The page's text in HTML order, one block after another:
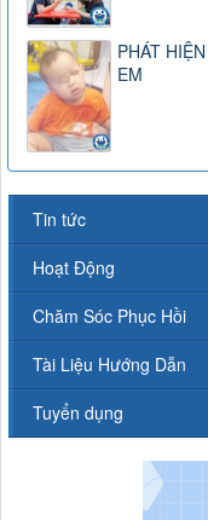
PHÁT
EM
Tin tức
Hoạt Động
Chăm Sóc Phục Hồi
Tài Liệu Hướng Dẫn
Tuyển dụng